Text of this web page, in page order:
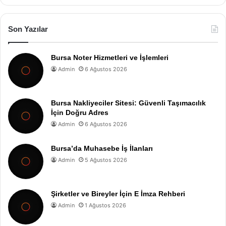
Son Yazılar
Bursa Noter Hizmetleri ve İşlemleri
Admin 6 Ağustos 2026
Bursa Nakliyeciler Sitesi: Güvenli Taşımacılık
İçin Doğru Adres
Admin 6 Ağustos 2026
Bursa’da Muhasebe İş İlanları
Admin 5 Ağustos 2026
Şirketler ve Bireyler İçin E İmza Rehberi
Admin 1 Ağustos 2026